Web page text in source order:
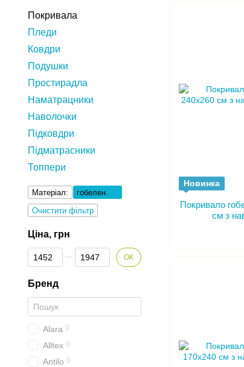
Новинка
Покривало
см з
Покривала
Пледи
Ковдри
Подушки
Простирадла
Наматрацники
Наволочки
Підковдри
Підматрасники
Топпери
Матеріал:
гобелен
Очистити фільтр
Ціна, грн
Від Ціна, грн
До Ціна, грн ОК
Бренд
Alara 0
Alltex 0
Antilo 0